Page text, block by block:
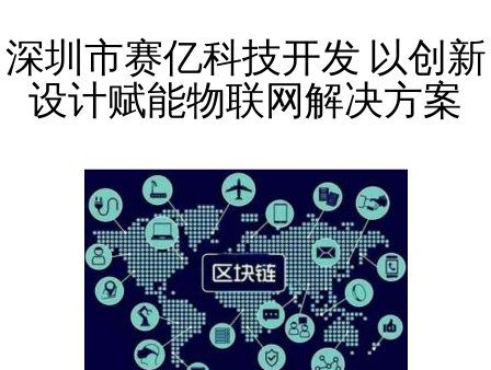
深圳市赛亿科技开发 以创新
设计赋能物联网解决方案